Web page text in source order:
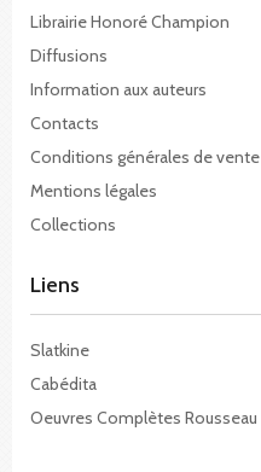
Librairie Honoré Champion
Diffusions
Information aux auteurs
Contacts
Conditions générales de vente
Mentions légales
Collections
Liens
Slatkine
Cabédita
Oeuvres Complètes Rousseau